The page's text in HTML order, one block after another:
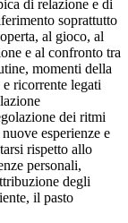
di relazione e di
soprattutto
al gioco, al
e al confronto tra
momenti della
ricorrente legati
dei ritmi
esperienze e
rispetto allo
personali,
degli
il pasto